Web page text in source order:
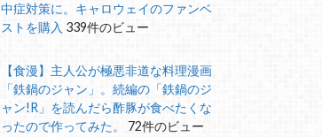
中症対策に。キャロウェイのファンベ
ストを購入 339件のビュー
【食漫】主人公が極悪非道な料理漫画
「鉄鍋のジャン」。続編の「鉄鍋のジ
ャン!R」を読んだら酢豚が食べたくな
ったので作ってみた。
72件のビュー